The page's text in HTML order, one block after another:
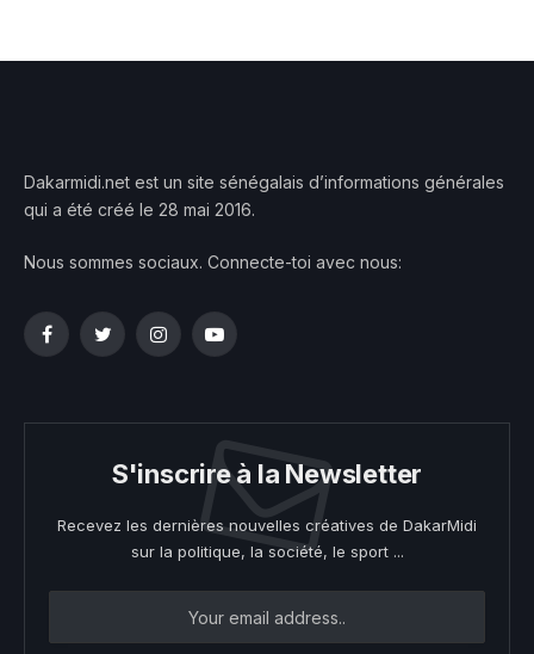
Dakarmidi.net est un site sénégalais d’informations générales
qui a été créé le 28 mai 2016.
Nous sommes sociaux. Connecte-toi avec nous:
FacebookTwitterInstagramYouTube
S'inscrire à la Newsletter
Recevez les dernières nouvelles créatives de DakarMidi
sur la politique, la société, le sport ...